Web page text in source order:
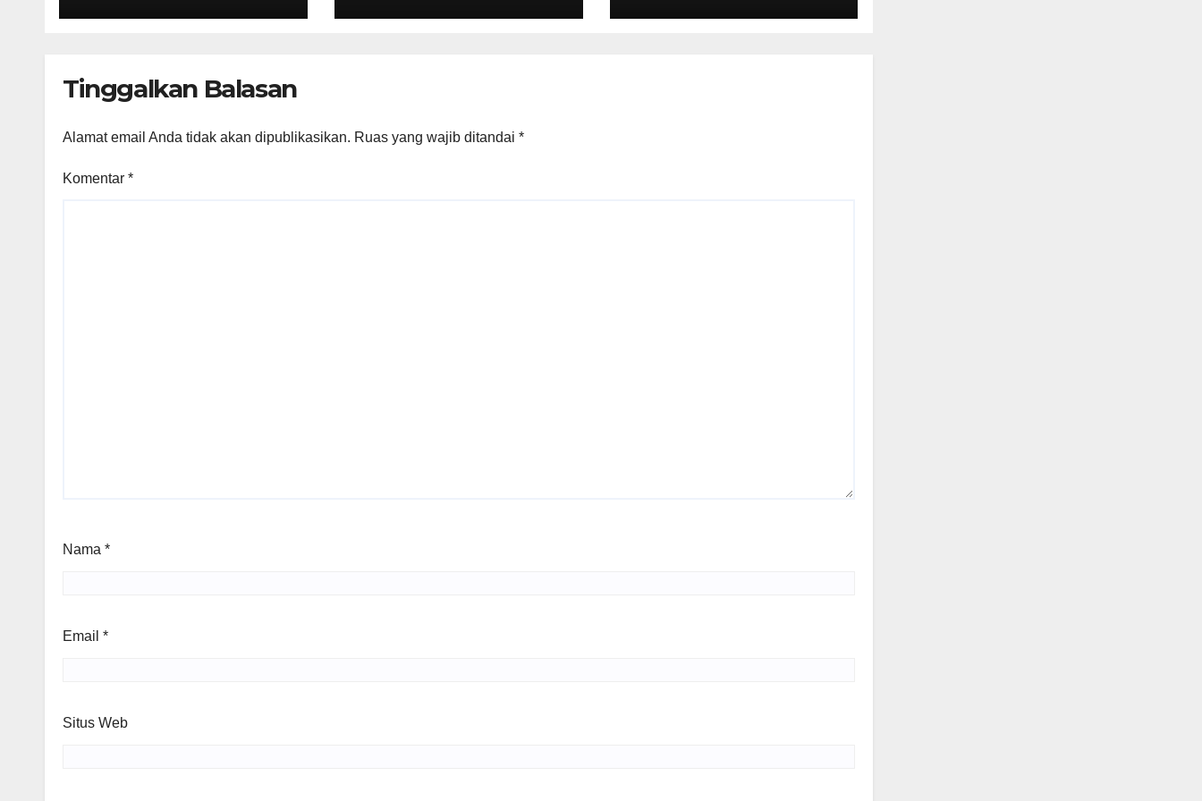
Muda yang
dan Tata Ruang
Acara Agustus 2026
Bagian Sejarah
Tinggalkan Balasan
Alamat email Anda tidak akan dipublikasikan. Ruas yang wajib ditandai *
Komentar *
Nama *
Email *
Situs Web